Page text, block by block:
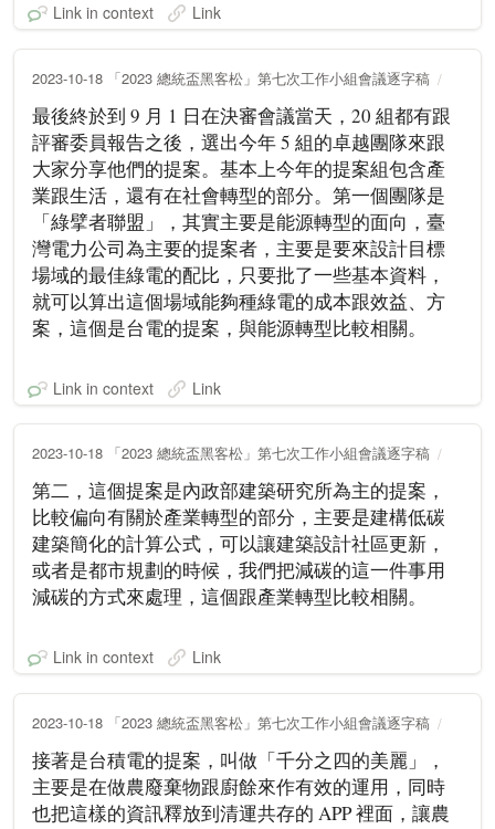
Link in context Link
2023-10-18 「2023 總統盃黑客松」第七次工作小組會議逐字稿
最後終於到 9 月 1 日在決審會議當天，20 組都有跟
評審委員報告之後，選出今年 5 組的卓越團隊來跟
大家分享他們的提案。基本上今年的提案組包含產
業跟生活，還有在社會轉型的部分。第一個團隊是
「綠擘者聯盟」，其實主要是能源轉型的面向，臺
灣電力公司為主要的提案者，主要是要來設計目標
場域的最佳綠電的配比，只要批了一些基本資料，
就可以算出這個場域能夠種綠電的成本跟效益、方
案，這個是台電的提案，與能源轉型比較相關。
Link in context Link
2023-10-18 「2023 總統盃黑客松」第七次工作小組會議逐字稿
第二，這個提案是內政部建築研究所為主的提案，
比較偏向有關於產業轉型的部分，主要是建構低碳
建築簡化的計算公式，可以讓建築設計社區更新，
或者是都市規劃的時候，我們把減碳的這一件事用
減碳的方式來處理，這個跟產業轉型比較相關。
Link in context Link
2023-10-18 「2023 總統盃黑客松」第七次工作小組會議逐字稿
接著是台積電的提案，叫做「千分之四的美麗」，
主要是在做農廢棄物跟廚餘來作有效的運用，同時
也把這樣的資訊釋放到清運共存的 APP 裡面，讓農